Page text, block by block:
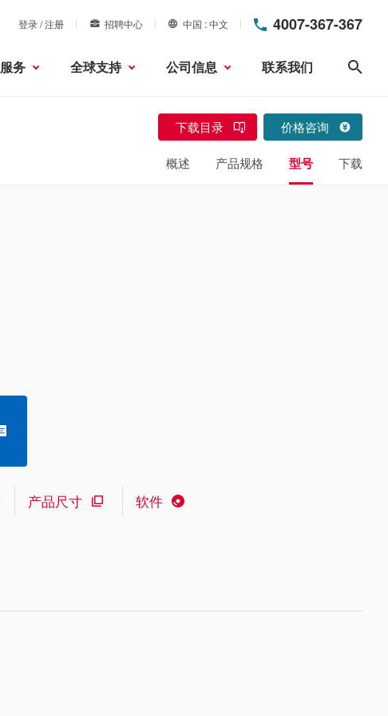
登录 / 注册 招聘中心 中国 中文 4007-367-367
服务 全球支持 公司信息 联系我们
下载目录 价格咨询
概述 产品规格 型号 下载
产品尺寸 软件